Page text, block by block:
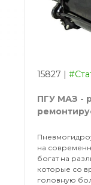
15827 |
ПГУ МАЗ -
на
богат на
которые со
головную